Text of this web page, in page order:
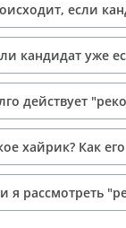
если
кандидат уже
действует
хайрик? Как
я рассмотреть